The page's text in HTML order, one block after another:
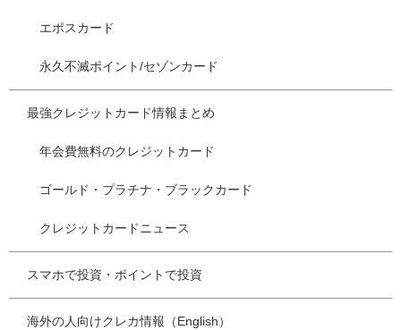
エポスカード
永久不滅ポイント/セゾンカード
最強クレジットカード情報まとめ
年会費無料のクレジットカード
ゴールド・プラチナ・ブラックカード
クレジットカードニュース
スマホで投資・ポイントで投資
海外の人向けクレカ情報（English）